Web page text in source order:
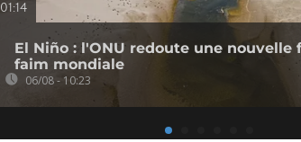
01:14
El Niño : l'ONU redoute une nouvelle
faim mondiale
06/08 - 10:23